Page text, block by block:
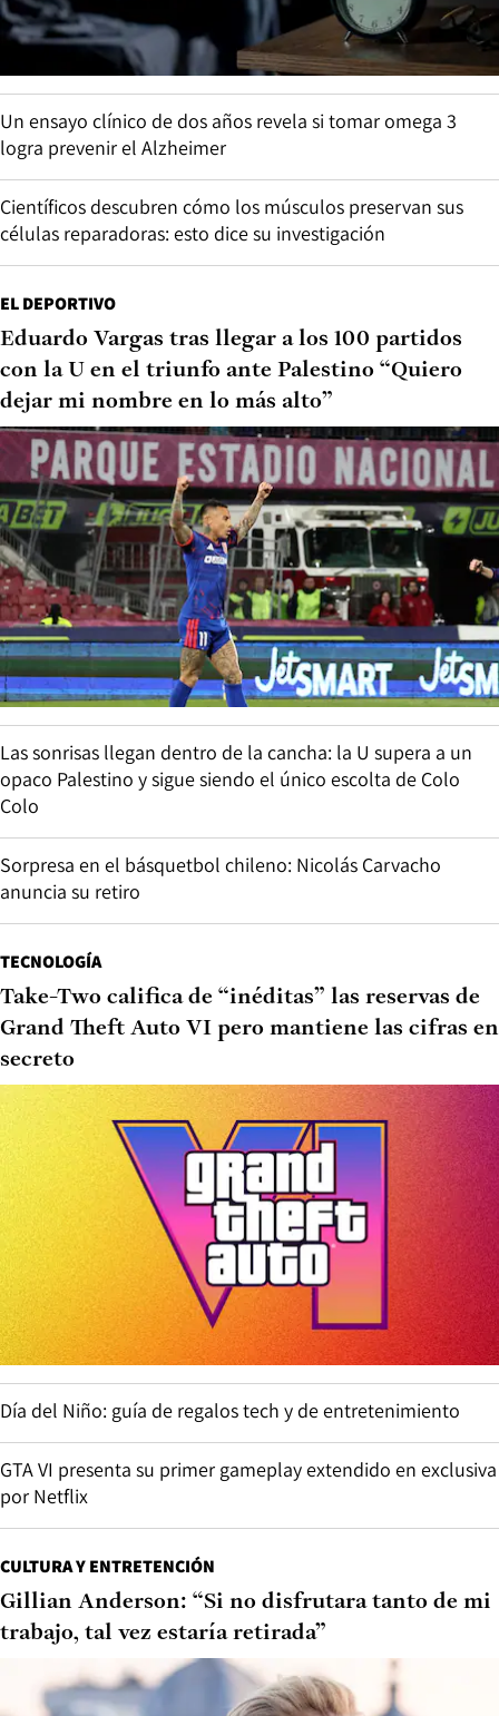
Un ensayo clínico de dos años revela si tomar omega 3
logra prevenir el Alzheimer
Científicos descubren cómo los músculos preservan sus
células reparadoras: esto dice su investigación
EL DEPORTIVO
Eduardo Vargas tras llegar a los 100 partidos
con la U en el triunfo ante Palestino “Quiero
dejar mi nombre en lo más alto”
Las sonrisas llegan dentro de la cancha: la U supera a un
opaco Palestino y sigue siendo el único escolta de Colo
Colo
Sorpresa en el básquetbol chileno: Nicolás Carvacho
anuncia su retiro
TECNOLOGÍA
Take-Two califica de “inéditas” las reservas de
Grand Theft Auto VI pero mantiene las cifras en
secreto
Día del Niño: guía de regalos tech y de entretenimiento
GTA VI presenta su primer gameplay extendido en exclusiva
por Netflix
CULTURA Y ENTRETENCIÓN
Gillian Anderson: “Si no disfrutara tanto de mi
trabajo, tal vez estaría retirada”